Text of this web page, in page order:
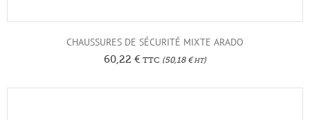
CHAUSSURES DE SÉCURITÉ MIXTE ARADO
60,22 € TTC (50,18 €HT)